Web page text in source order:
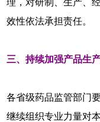
理，对研制、生产、
效性依法承担责任。
三、持续加强产品生
各省级药品监管部门
继续组织专业力量对